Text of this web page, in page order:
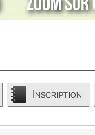
Inscription